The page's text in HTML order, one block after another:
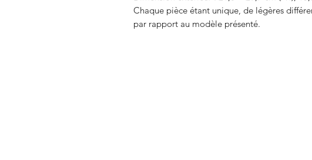
Chaque pièce étant unique, de légères
par rapport au modèle présenté.